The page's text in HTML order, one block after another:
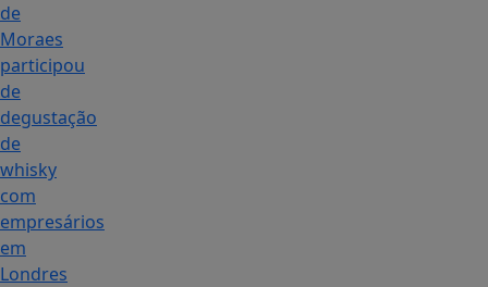
de
Moraes
participou
de
degustação
de
whisky
com
empresários
em
Londres